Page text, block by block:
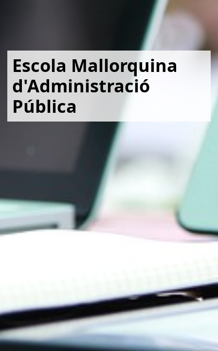
Escola Mallorquina
d'Administració
Pública